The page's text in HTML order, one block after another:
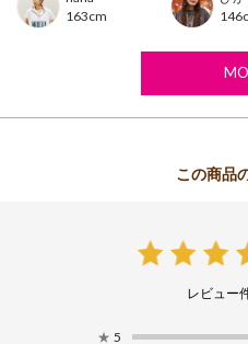
-こだわりの詰まったプレミアムコレ
この製品はインド製の生地を使用
洗ってください。また、 淡色の衣
が開いたり目寄れする事がありま
163cm
レビュー
★ 5